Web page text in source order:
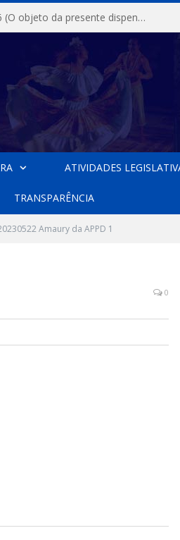
DISPENSA DE LICITAÇÃO Nº 03/2026 (O objeto da presente dispensa é a escolha da proposta mais vantajosa para a aquisição, de aparelhos de ar condicionado, tipo Split, com material de instalação e fogão industrial, conforme condições, quantidades e exigências estabelecidas no termo de referencia e neste aviso de contratação direta e seus anexos)
ATIVIDADES
TRANSPARÊNCIA
Amaury da APPD 1
0